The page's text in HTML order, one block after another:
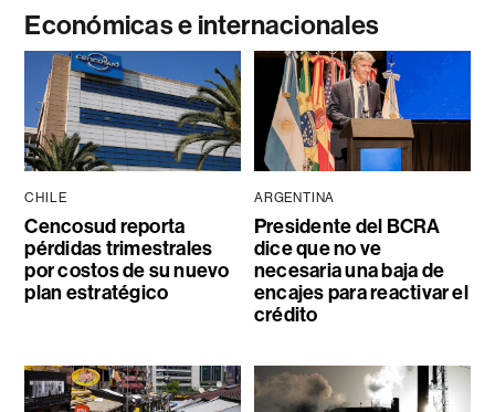
Económicas e internacionales
CHILE
Cencosud reporta
pérdidas trimestrales
por costos de su nuevo
plan estratégico
ARGENTINA
Presidente del BCRA
dice que no ve
necesaria una baja de
encajes para reactivar el
crédito